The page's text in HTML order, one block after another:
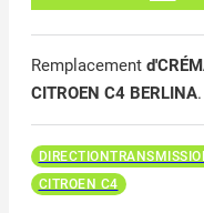
Remplacement
CITROEN C4 BERLINA.
CITROEN C4